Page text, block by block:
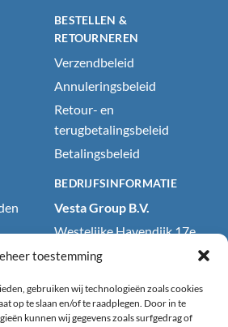
toestemming
gebruiken wij technologieën zoals cookies
op te slaan en/of te raadplegen. Door in te
kunnen wij gegevens zoals surfgedrag of
BESTELLEN &
RETOURNEREN
Verzendbeleid
Annuleringsbeleid
Retour- en
terugbetalingsbeleid
Betalingsbeleid
BEDRIJFSINFORMATIE
Vesta Group B.V.
Westelijke Havendijk 17e
4703RA Roosendaal, NL
BTW: NL858707792B01
E-mail: